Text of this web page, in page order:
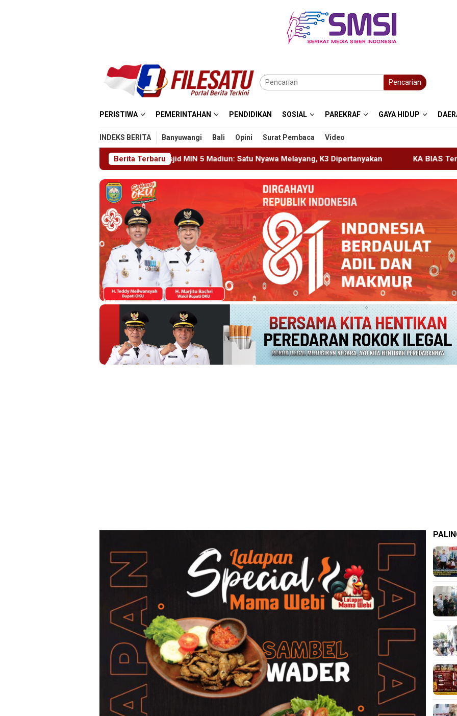
Pencarian
PERISTIWA PEMERINTAHAN PENDIDIKAN SOSIAL PAREKRAF GAYA HIDUP
INDEKS BERITA Banyuwangi Bali Opini Surat Pembaca Video
Berita Terbaru
Tragedi Proyek Masjid MIN 5 Madiun: Satu Nyawa Melayang, K3 Dipertanyakan KA BIAS Terhenti, Lima KA Ikut